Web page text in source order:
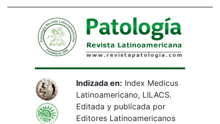
Indizada en: Index Medicus
Latinoamericano, LILACS.
Editada y publicada por
Editores Latinoamericanos